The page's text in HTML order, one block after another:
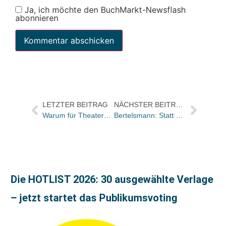
Ja, ich möchte den BuchMarkt-Newsflash
abonnieren
LETZTER BEITRAG
Warum für Theaterdirektor Jordi Vilardaga die Buchhändlerinnen das A und O sind
Die HOTLIST 2026: 30 ausgewählte Verlage
– jetzt startet das Publikumsvoting